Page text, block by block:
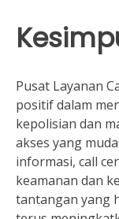
Pusat Layanan
positif dalam
kepolisian dan
akses yang
informasi, call
keamanan dan
tantangan yang